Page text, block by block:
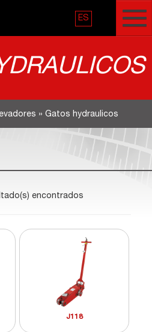
ES
» Gatos hydraulicos
encontrados
J118